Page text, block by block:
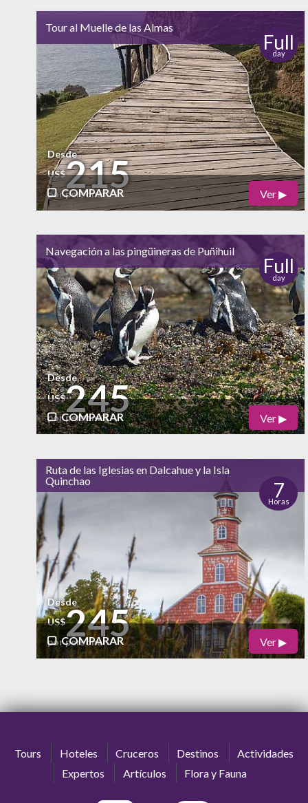
bajo
alto
Naturaleza
Vida Nocturna
Tour al Muelle de las Almas
Full
day
Desde
US$215
por persona
COMPARAR
Naturaleza
alto
Vida Nocturna
Ver ▶
Navegación a las pingüineras de Puñihuil
Full
day
Desde
US$245
por persona
COMPARAR
Naturaleza
Ver ▶
Ruta de las Iglesias en Dalcahue y la Isla
Quinchao
7
Horas
Desde
US$245
por persona
COMPARAR
Naturaleza
Vida Nocturna
Ver ▶
Tours Hoteles Cruceros Destinos
Actividades
Expertos
Artículos Flora y Fauna